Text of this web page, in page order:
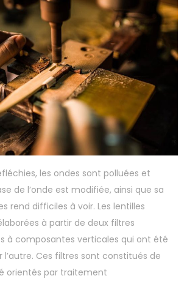
les ondes sont polluées et
de l’onde est modifiée, ainsi que sa
rend difficiles à voir. Les lentilles
à partir de deux filtres
à composantes verticales qui ont été
l’autre. Ces filtres sont constitués de
orientés par traitement